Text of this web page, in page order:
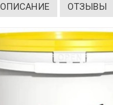
ОПИСАНИЕ ОТЗЫВЫ